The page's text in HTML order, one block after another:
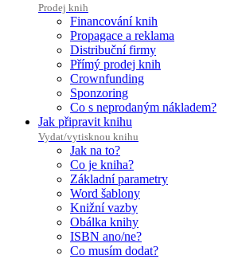
Prodej knih
Financování knih
Propagace a reklama
Distribuční firmy
Přímý prodej knih
Crownfunding
Sponzoring
Co s neprodaným nákladem?
Jak připravit knihu
Vydat/vytisknou knihu
Jak na to?
Co je kniha?
Základní parametry
Word šablony
Knižní vazby
Obálka knihy
ISBN ano/ne?
Co musím dodat?